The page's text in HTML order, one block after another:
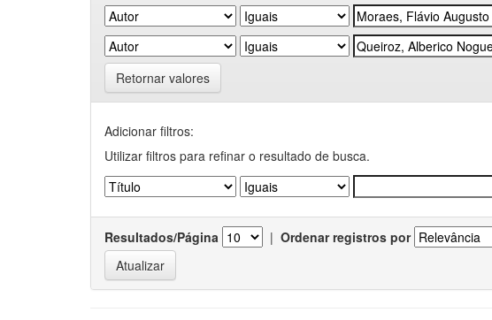
Retornar valores
Adicionar filtros:
Utilizar filtros para refinar o resultado de busca.
Resultados/Página | Ordenar registros por